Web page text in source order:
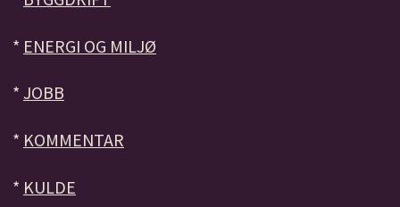
* ENERGI OG MILJØ
* JOBB
* KOMMENTAR
* KULDE